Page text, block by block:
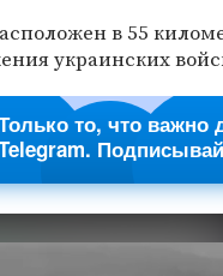
в 55
украинских
то, что